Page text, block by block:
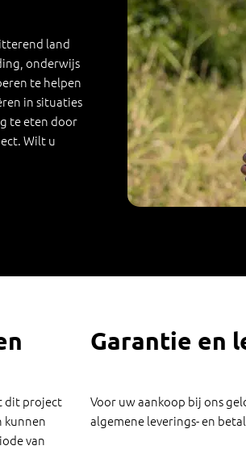
land
onderwijs
te helpen
in situaties
te eten door
Wilt u
dit project
kunnen
van
Garantie en
Voor uw aankoop bij ons
algemene leverings- en